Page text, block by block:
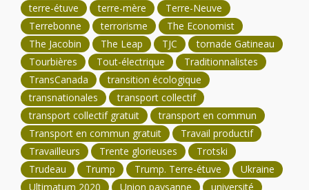
terre-étuve
terre-mère
Terre-Neuve
Terrebonne
terrorisme
The Economist
The Jacobin
The Leap TJC
tornade Gatineau
Tourbières
Tout-électrique
Traditionnalistes
TransCanada
transition écologique
transnationales
transport collectif
transport collectif gratuit
transport en commun
Transport en commun gratuit
Travail productif
Travailleurs
Trente glorieuses
Trotski
Trudeau
Trump Trump. Terre-étuve
Ukraine
Ultimatum 2020
Union paysanne
université